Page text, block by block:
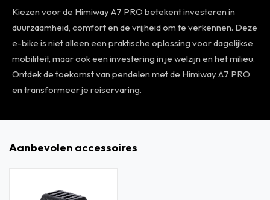
Kiezen voor de Himiway A7 PRO betekent investeren in
duurzaamheid, comfort en de vrijheid om te verkennen. Deze
e-bike is niet alleen een praktische oplossing voor dagelijkse
mobiliteit, maar ook een investering in je welzijn en het milieu.
Ontdek de toekomst van pendelen met de Himiway A7 PRO
en transformeer je reiservaring.
Aanbevolen accessoires